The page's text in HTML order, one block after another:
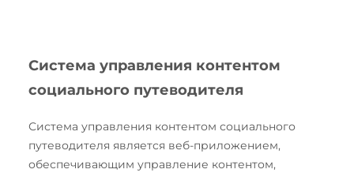
Система управления контентом
социального путеводителя
Система управления контентом социального
путеводителя является веб-приложением,
обеспечивающим управление контентом,